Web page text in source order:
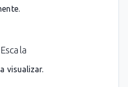
Escala
visualizar.